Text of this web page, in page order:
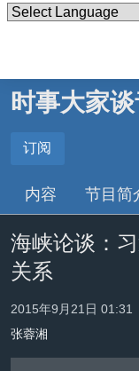
碍
到
内
跳
转
导
主页
美国
台湾
港澳
国际
最新国际新闻
印太
分类新闻
经济·金融·贸易
美中关系
时事大家
订阅
内容 节目简
海峡论谈：
关系
2015年9月21日 01:31
张蓉湘